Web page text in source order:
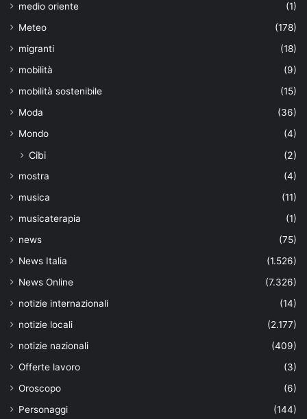
medio oriente
(1)
Meteo
(178)
migranti
(18)
mobilità
(9)
mobilità sostenibile
(15)
Moda
(36)
Mondo
(4)
Cibi (2)
mostra
(4)
musica
(11)
musicaterapia
(1)
news
(75)
News Italia
(1.526)
News Online
(7.326)
notizie internazionali
(14)
notizie locali
(2.177)
notizie nazionali
(409)
Offerte lavoro
(3)
Oroscopo
(6)
Personaggi
(144)